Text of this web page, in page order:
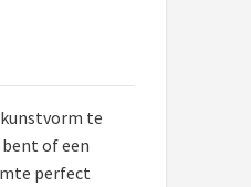
te
of een
perfect